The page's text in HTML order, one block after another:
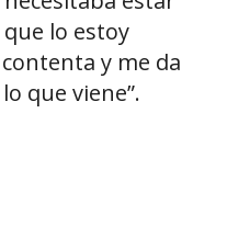
lo estoy
y me da
que viene”.